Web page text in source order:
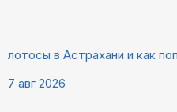
лотосы в Астрахани и как
7 авг 2026